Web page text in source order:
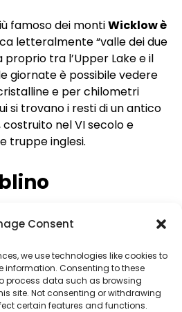
Consent
we use technologies like cookies to
Consenting to these
process data such as browsing
site. Not consenting or withdrawing
certain features and functions.
famoso dei montiWicklow è
letteralmente “valle dei due
proprio tra l’Upper Lake e il
giornate è possibile vedere
e per chilometri
si trovano i resti di un antico
nel VI secolo e
truppe inglesi.
Preparate i cappotti
che troverete a Dublino. Gli
sotto gli zero gradi e